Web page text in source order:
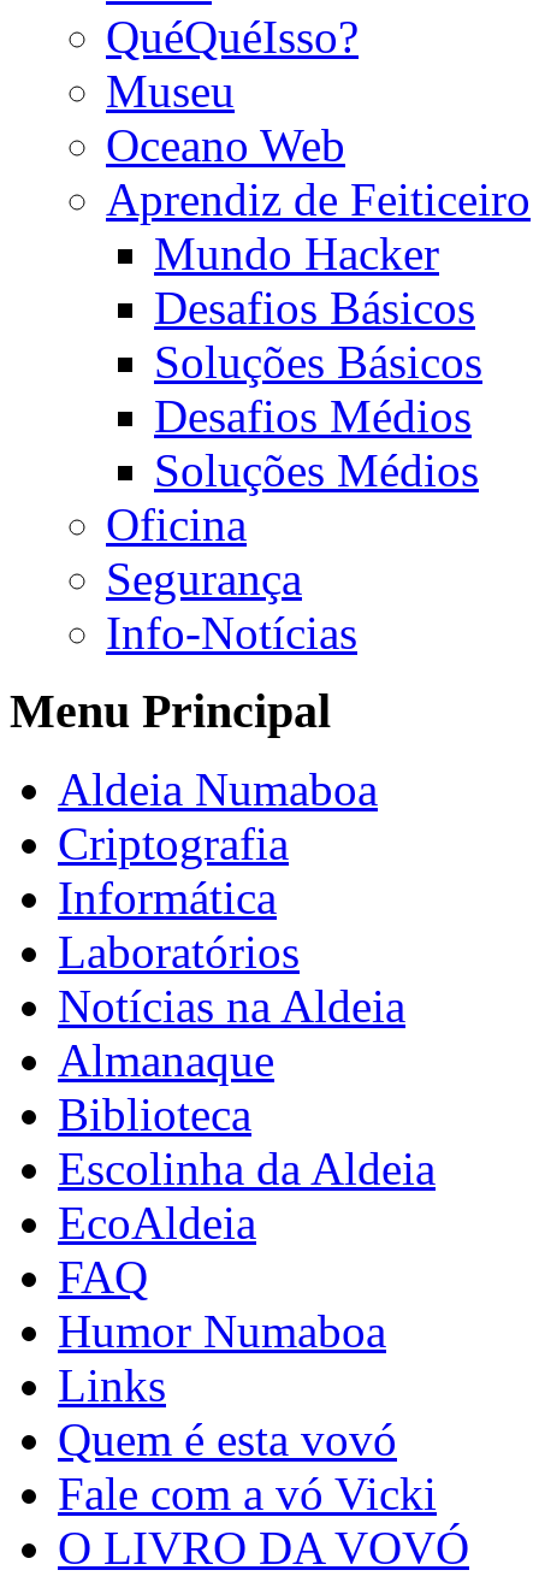
QuéQuéIsso?
Museu
Oceano Web
Aprendiz de Feiticeiro
Mundo Hacker
Desafios Básicos
Soluções Básicos
Desafios Médios
Soluções Médios
Oficina
Segurança
Info-Notícias
Menu Principal
Aldeia Numaboa
Criptografia
Informática
Laboratórios
Notícias na Aldeia
Almanaque
Biblioteca
Escolinha da Aldeia
EcoAldeia
FAQ
Humor Numaboa
Links
Quem é esta vovó
Fale com a vó Vicki
O LIVRO DA VOVÓ